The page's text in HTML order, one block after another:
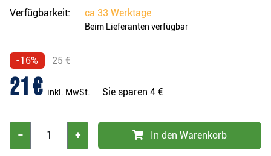
Verfügbarkeit: ca 33 Werktage
Beim Lieferanten verfügbar
-16% 25 €
21 € inkl. MwSt. Sie sparen 4 €
− + In den Warenkorb